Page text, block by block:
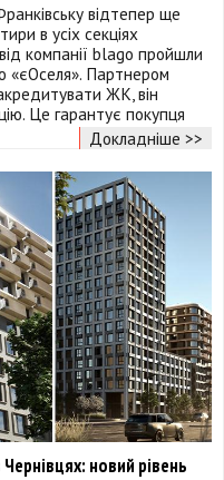
відтепер ще
в усіх секціях
компанії blago пройшли
«єОселя». Партнером
ЖК, він
Це гарантує покупця
Докладніше >>
новий рівень